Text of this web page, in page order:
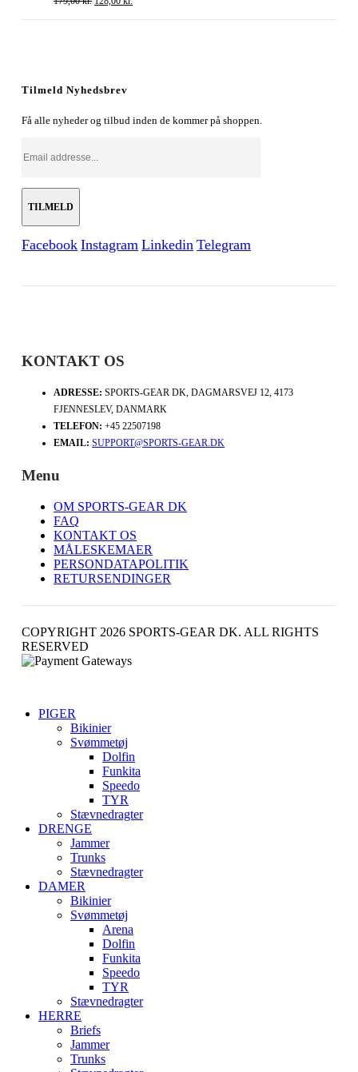
Tilmeld Nyhedsbrev
Få alle nyheder og tilbud inden de kommer på shoppen.
Facebook Instagram Linkedin Telegram
KONTAKT OS
ADRESSE: SPORTS-GEAR DK, DAGMARSVEJ 12, 4173
FJENNESLEV, DANMARK
TELEFON: +45 22507198
EMAIL: SUPPORT@SPORTS-GEAR.DK
Menu
OM SPORTS-GEAR DK
FAQ
KONTAKT OS
MÅLESKEMAER
PERSONDATAPOLITIK
RETURSENDINGER
COPYRIGHT 2026 SPORTS-GEAR DK. ALL RIGHTS
RESERVED
PIGER
Bikinier
Svømmetøj
Dolfin
Funkita
Speedo
TYR
Stævnedragter
DRENGE
Jammer
Trunks
Stævnedragter
DAMER
Bikinier
Svømmetøj
Arena
Dolfin
Funkita
Speedo
TYR
Stævnedragter
HERRE
Briefs
Jammer
Trunks